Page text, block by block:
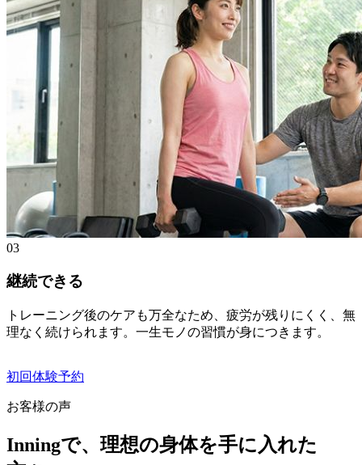
03
継続できる
トレーニング後のケアも万全なため、疲労が残りにくく、無
理なく続けられます。一生モノの習慣が身につきます。
初回体験予約
お客様の声
Inningで、理想の身体を手に入れた